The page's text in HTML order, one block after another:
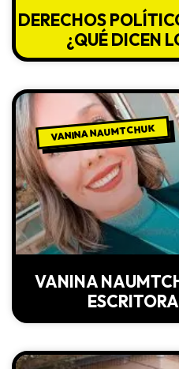
DERECHOS
¿QUÉ DICEN
VANINA NAUMTCHUK
VANINA